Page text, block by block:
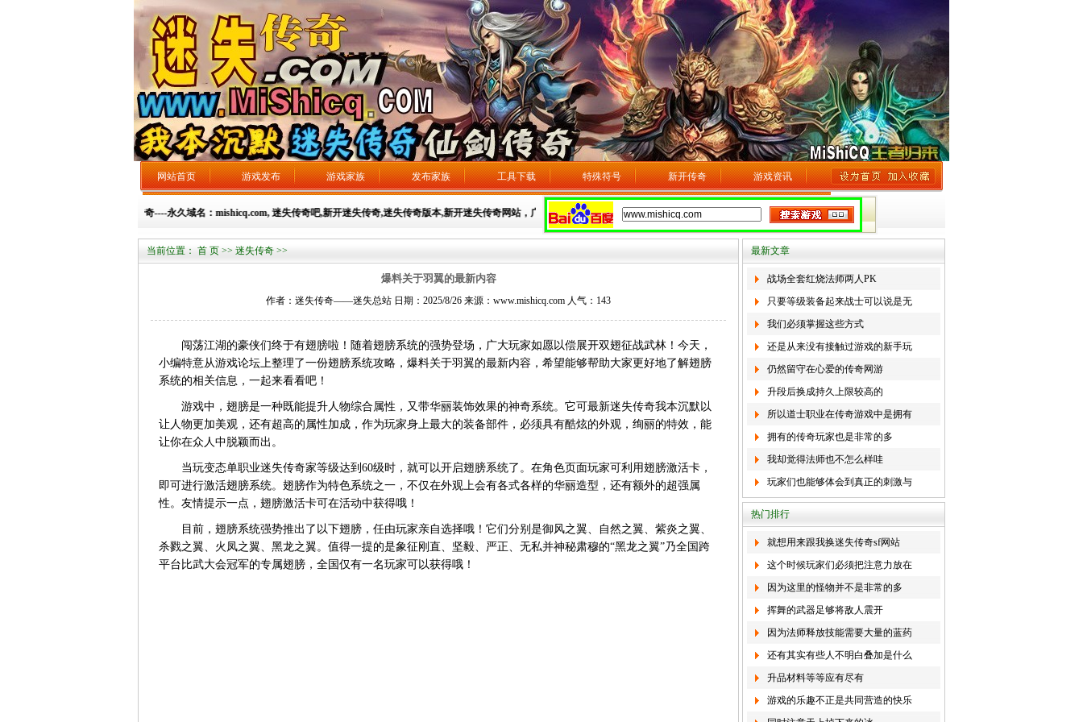
网站首页 游戏发布 游戏家族 发布家族 工具下载 特殊符号 新开传奇 游戏资讯
迷失传奇----永久域名：mishicq.com, 迷失传奇吧,新开迷失传奇,迷失传奇版本,新开迷失传奇网站，广告发布：3106593275
当前位置： 首 页 >> 迷失传奇 >>
爆料关于羽翼的最新内容
作者：迷失传奇——迷失总站 日期：2025/8/26 来源：www.mishicq.com 人气： 143
闯荡江湖的豪侠们终于有翅膀啦！随着翅膀系统的强势登场，广大玩家如愿以偿展开双翅征战武林！今天，
小编特意从游戏论坛上整理了一份翅膀系统攻略，爆料关于羽翼的最新内容，希望能够帮助大家更好地了解翅膀
系统的相关信息，一起来看看吧！
游戏中，翅膀是一种既能提升人物综合属性，又带华丽装饰效果的神奇系统。它可最新迷失传奇我本沉默以
让人物更加美观，还有超高的属性加成，作为玩家身上最大的装备部件，必须具有酷炫的外观，绚丽的特效，能
让你在众人中脱颖而出。
当玩变态单职业迷失传奇家等级达到60级时，就可以开启翅膀系统了。在角色页面玩家可利用翅膀激活卡，
即可进行激活翅膀系统。翅膀作为特色系统之一，不仅在外观上会有各式各样的华丽造型，还有额外的超强属
性。友情提示一点，翅膀激活卡可在活动中获得哦！
目前，翅膀系统强势推出了以下翅膀，任由玩家亲自选择哦！它们分别是御风之翼、自然之翼、紫炎之翼、
杀戮之翼、火凤之翼、黑龙之翼。值得一提的是象征刚直、坚毅、严正、无私并神秘肃穆的“黑龙之翼”乃全国跨
平台比武大会冠军的专属翅膀，全国仅有一名玩家可以获得哦！
最新文章
战场全套红烧法师两人PK
只要等级装备起来战士可以说是无
我们必须掌握这些方式
还是从来没有接触过游戏的新手玩
仍然留守在心爱的传奇网游
升段后换成持久上限较高的
所以道士职业在传奇游戏中是拥有
拥有的传奇玩家也是非常的多
我却觉得法师也不怎么样哇
玩家们也能够体会到真正的刺激与
热门排行
就想用来跟我换迷失传奇sf网站
这个时候玩家们必须把注意力放在
因为这里的怪物并不是非常的多
挥舞的武器足够将敌人震开
因为法师释放技能需要大量的蓝药
还有其实有些人不明白叠加是什么
升品材料等等应有尽有
游戏的乐趣不正是共同营造的快乐